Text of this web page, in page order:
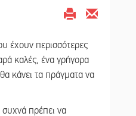
έχουν περισσότερες
καλές, ένα γρήγορα
κάνει τα πράγματα να
συχνά πρέπει να